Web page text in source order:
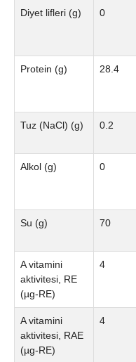
Diyet lifleri (g) 0
Protein (g) 28.4
Tuz (NaCl) (g) 0.2
Alkol (g) 0
Su (g) 70
A vitamini
aktivitesi, RE
(µg-RE)
4
A vitamini
aktivitesi, RAE
(µg-RE)
4